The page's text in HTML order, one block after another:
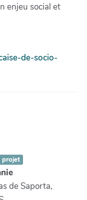
enjeu social et
de-socio-
projet
de Saporta,